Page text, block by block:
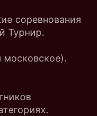
соревнования
Турнир.